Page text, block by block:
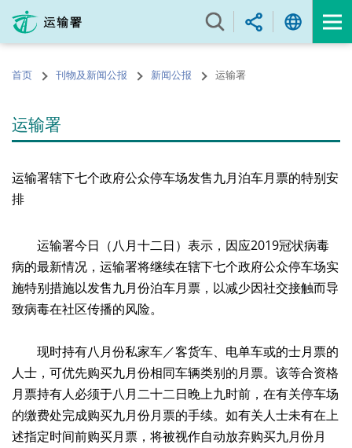
内
的首页 刊物及新闻公报 新闻公报 运输署
运输署
运输署辖下七个政府公众停车场发售九月泊车月票的特别安
排
运输署今日（八月十二日）表示，因应2019冠状病毒
病的最新情况，运输署将继续在辖下七个政府公众停车场实
施特别措施以发售九月份泊车月票，以减少因社交接触而导
致病毒在社区传播的风险。
现时持有八月份私家车／客货车、电单车或的士月票的
人士，可优先购买九月份相同车辆类别的月票。该等合资格
月票持有人必须于八月二十二日晚上九时前，在有关停车场
的缴费处完成购买九月份月票的手续。如有关人士未有在上
述指定时间前购买月票，将被视作自动放弃购买九月份月